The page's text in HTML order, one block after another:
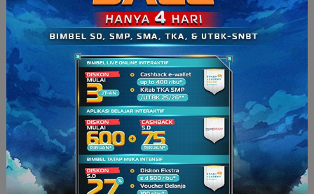
Nah, kalau kamu masih ingin coba-coba dulu, Ruangguru juga
punya
Kitab TKA SMA versi Lite. Di sini kamu bisa mencoba
simulasi soal dan melihat garis besar materi yang diujikan,
lengkap dengan pembahasan singkat. Kitab TKA SMA versi
Lite ini bisa kamu akses secara gratis, lho. Kamu bisa
downloadpada banner di bawah ini!